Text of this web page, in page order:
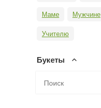
Маме
Мужчине
Учителю
Букеты